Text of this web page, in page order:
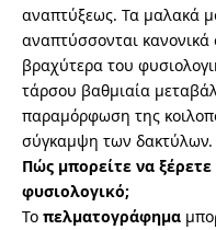
αναπτύξεως. Τα μαλακά
αναπτύσσονται
βραχύτερα του
τάρσου βαθμιαία
παραμόρφωση της
σύγκαμψη των δακτύλων.
Πώς μπορείτε να
φυσιολογικό;
Το πελματογράφημα